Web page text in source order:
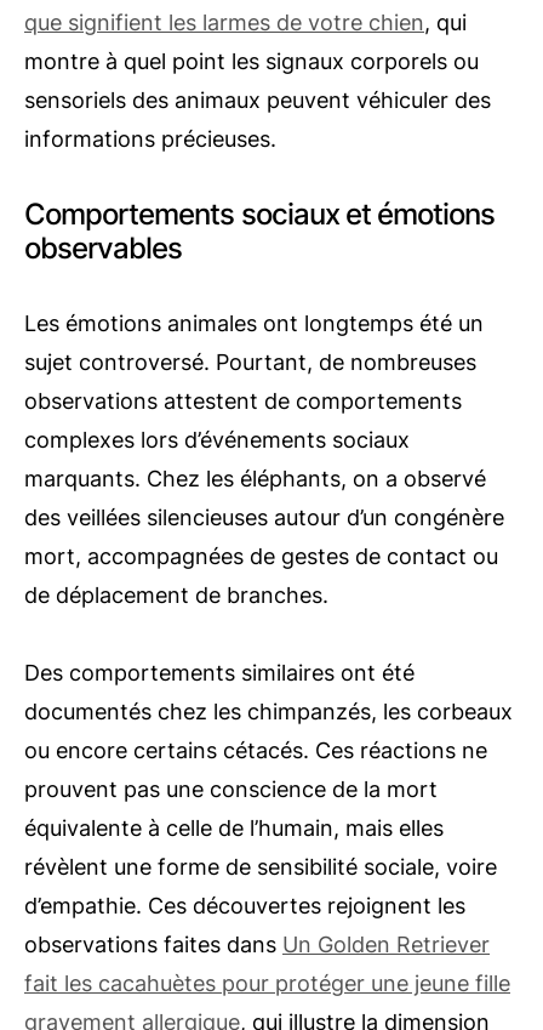
que signifient les larmes de votre chien, qui
montre à quel point les signaux corporels ou
sensoriels des animaux peuvent véhiculer des
informations précieuses.
Comportements sociaux et émotions
observables
Les émotions animales ont longtemps été un
sujet controversé. Pourtant, de nombreuses
observations attestent de comportements
complexes lors d’événements sociaux
marquants. Chez les éléphants, on a observé
des veillées silencieuses autour d’un congénère
mort, accompagnées de gestes de contact ou
de déplacement de branches.
Des comportements similaires ont été
documentés chez les chimpanzés, les corbeaux
ou encore certains cétacés. Ces réactions ne
prouvent pas une conscience de la mort
équivalente à celle de l’humain, mais elles
révèlent une forme de sensibilité sociale, voire
d’empathie. Ces découvertes rejoignent les
observations faites dans Un Golden Retriever
fait les cacahuètes pour protéger une jeune fille
gravement allergique, qui illustre la dimension